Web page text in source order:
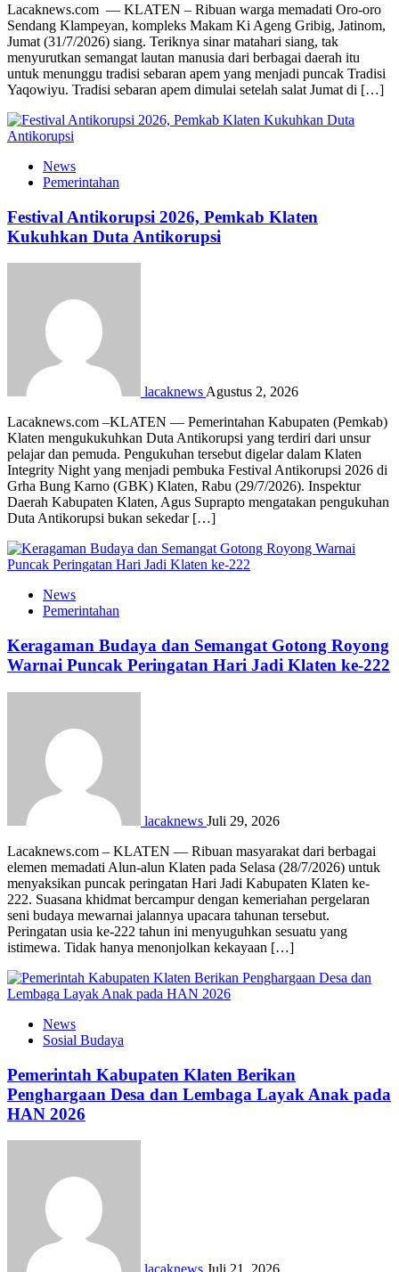
Lacaknews.com — KLATEN – Ribuan warga memadati Oro-oro
Sendang Klampeyan, kompleks Makam Ki Ageng Gribig, Jatinom,
Jumat (31/7/2026) siang. Teriknya sinar matahari siang, tak
menyurutkan semangat lautan manusia dari berbagai daerah itu
untuk menunggu tradisi sebaran apem yang menjadi puncak Tradisi
Yaqowiyu. Tradisi sebaran apem dimulai setelah salat Jumat di […]
News
Pemerintahan
Festival Antikorupsi 2026, Pemkab Klaten
Kukuhkan Duta Antikorupsi
lacaknews Agustus 2, 2026
Lacaknews.com –KLATEN — Pemerintahan Kabupaten (Pemkab)
Klaten mengukukuhkan Duta Antikorupsi yang terdiri dari unsur
pelajar dan pemuda. Pengukuhan tersebut digelar dalam Klaten
Integrity Night yang menjadi pembuka Festival Antikorupsi 2026 di
Grha Bung Karno (GBK) Klaten, Rabu (29/7/2026). Inspektur
Daerah Kabupaten Klaten, Agus Suprapto mengatakan pengukuhan
Duta Antikorupsi bukan sekedar […]
News
Pemerintahan
Keragaman Budaya dan Semangat Gotong Royong
Warnai Puncak Peringatan Hari Jadi Klaten ke-222
lacaknews Juli 29, 2026
Lacaknews.com – KLATEN — Ribuan masyarakat dari berbagai
elemen memadati Alun-alun Klaten pada Selasa (28/7/2026) untuk
menyaksikan puncak peringatan Hari Jadi Kabupaten Klaten ke-
222. Suasana khidmat bercampur dengan kemeriahan pergelaran
seni budaya mewarnai jalannya upacara tahunan tersebut.
Peringatan usia ke-222 tahun ini menyuguhkan sesuatu yang
istimewa. Tidak hanya menonjolkan kekayaan […]
News
Sosial Budaya
Pemerintah Kabupaten Klaten Berikan
Penghargaan Desa dan Lembaga Layak Anak pada
HAN 2026